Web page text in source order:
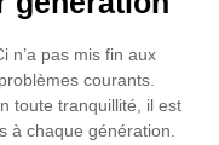
n’a pas mis fin aux
courants.
toute tranquillité, il est
à chaque génération.